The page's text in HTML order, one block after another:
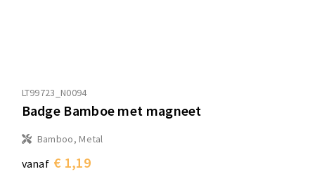
LT99723_N0094
Badge Bamboe met magneet
Bamboo, Metal
vanaf € 1,19